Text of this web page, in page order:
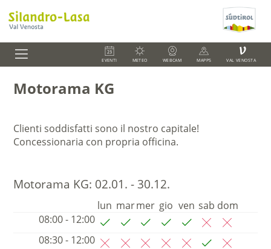
EVENTI METEO WEBCAM MAPPS
V
VAL VENOSTA
Motorama KG
Clienti soddisfatti sono il nostro capitale!
Concessionaria con propria officina.
Motorama KG: 02.01. - 30.12.
lun marmer gio ven sab dom
08:00 - 12:00
08:30 - 12:00